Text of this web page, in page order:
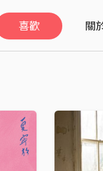
喜歡 關